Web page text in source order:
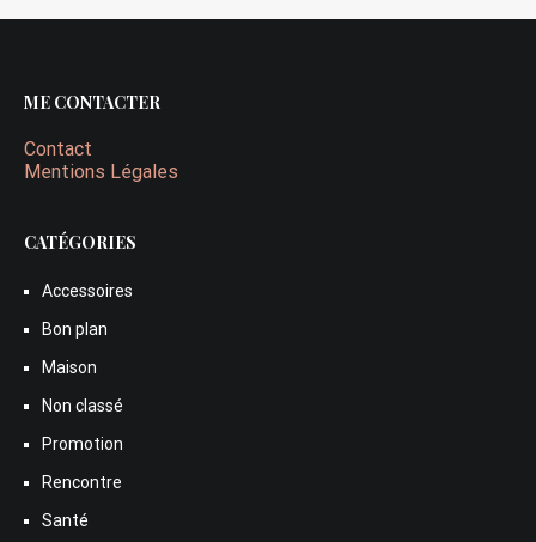
ME CONTACTER
Contact
Mentions Légales
CATÉGORIES
Accessoires
Bon plan
Maison
Non classé
Promotion
Rencontre
Santé